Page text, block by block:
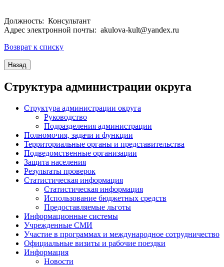
Должность: Консультант
Адрес электронной почты: akulova-kult@yandex.ru
Возврат к списку
Структура администрации округа
Структура администрации округа
Руководство
Подразделения администрации
Полномочия, задачи и функции
Территориальные органы и представительства
Подведомственные организации
Защита населения
Результаты проверок
Статистическая информация
Статистическая информация
Использование бюджетных средств
Предоставляемые льготы
Информационные системы
Учрежденные СМИ
Участие в программах и международное сотрудничество
Официальные визиты и рабочие поездки
Информация
Новости